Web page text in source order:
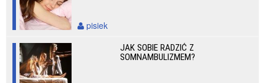
pisiek
JAK SOBIE RADZIĆ Z
SOMNAMBULIZMEM?